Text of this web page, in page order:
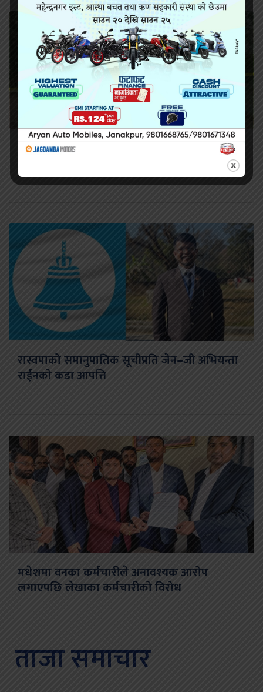
सिराहामा गोली प्रहार गरी हत्या
रास्वपाको समानुपातिक सूचीप्रति जेन–जी अभियन्ता
राईनको कडा आपत्ति
मधेशमा वनका कर्मचारीले अनावश्यक आरोप
लगाएपछि लेखाका कर्मचारीको विरोध
ताजा समाचार